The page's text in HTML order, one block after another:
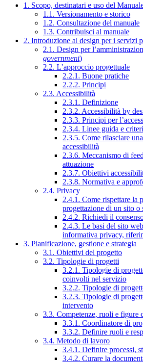
1. Scopo, destinatari e uso del
1.1. Versionamento e storico
1.2. Consultazione del manuale
1.3. Contribuisci al manuale
2. Introduzione al design per i servizi
2.1. Design per
government)
2.2. L’approccio progettuale
2.2.1. Buone pratiche
2.2.2. Principi
2.3. Accessibilità
2.3.1. Definizione
2.3.2. Accessibilità by
2.3.3. Principi per
2.3.4. Linee guida e
2.3.5. Come rilasciare
accessibilità
2.3.6. Meccanismo di
attuazione
2.3.7. Obiettivi
2.3.8. Normativa e
2.4. Privacy
2.4.1. Come rispettare la
progettazione di un sito
2.4.2. Richiedi il
2.4.3. Le basi del sito
informativa privacy,
3. Pianificazione, gestione e strategia
3.1. Obiettivi del progetto
3.2. Tipologie di progetti
3.2.1. Tipologie di
coinvolti nel servizio
3.2.2. Tipologie di
3.2.3. Tipologie di
intervento
3.3. Competenze, ruoli e figure
3.3.1. Coordinatore di
3.3.2. Definire ruoli e
3.4. Metodo di lavoro
3.4.1. Definire processi,
3.4.2. Curare la